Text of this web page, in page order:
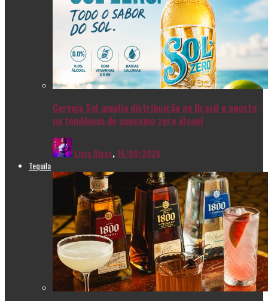
Cerveja Sol amplia distribuição no Brasil e aposta
na tendência de consumo zero álcool
Livia Alves,16/06/2026
Tequila